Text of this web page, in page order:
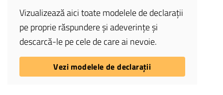
Vizualizează aici toate modelele de declarații
pe proprie răspundere și adeverințe și
descarcă-le pe cele de care ai nevoie.
Vezi modelele de declarații